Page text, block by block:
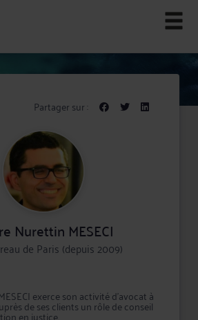
Partager sur :
Nurettin MESECI
de Paris (depuis 2009)
exerce son activité d'avocat à
de ses clients un rôle de conseil
en justice.